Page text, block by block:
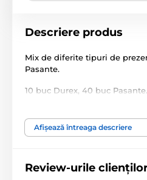
Descriere produs
Mix de diferite tipuri de
Pasante.
10 buc Durex, 40 buc Pasante.
Atenție: Imaginea este doar
Produsul este inclus în
Afișează întreaga descriere
Review-urile